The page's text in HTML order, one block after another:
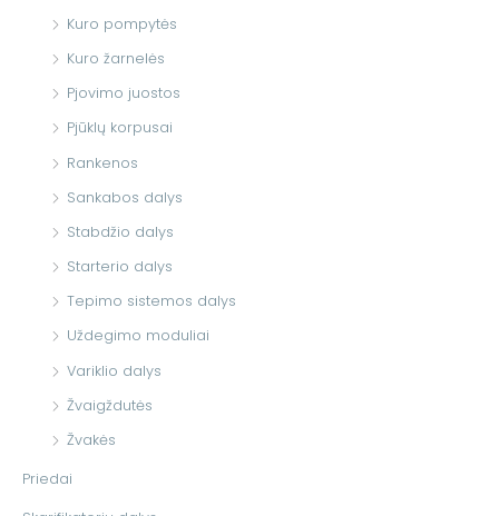
Kuro pompytės
Kuro žarnelės
Pjovimo juostos
Pjūklų korpusai
Rankenos
Sankabos dalys
Stabdžio dalys
Starterio dalys
Tepimo sistemos dalys
Uždegimo moduliai
Variklio dalys
Žvaigždutės
Žvakės
Priedai